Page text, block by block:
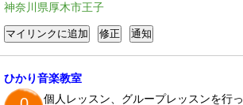
神奈川県厚木市王子
ひかり音楽教室
個人レッスン、グループレッスンを行っ